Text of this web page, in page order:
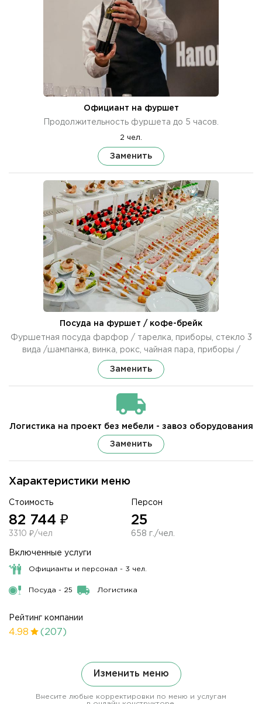
Характеристики меню
Стоимость
82 744 ₽
3310 ₽/чел
Персон
25
658 г./чел.
Включенные услуги
Официанты и персонал - 3 чел.
Посуда - 25 Логистика
Рейтинг компании
4.98 (207)
Изменить меню
Внесите любые корректировки по меню и услугам
Официант на фуршет
Продолжительность фуршета до 5 часов.
2 чел.
Заменить
Посуда на фуршет / кофе-брейк
Фуршетная посуда фарфор / тарелка, приборы, стекло 3
вида /шампанка, винка, рокс, чайная пара, приборы /
Заменить
Логистика на проект без мебели - завоз оборудования
Заменить